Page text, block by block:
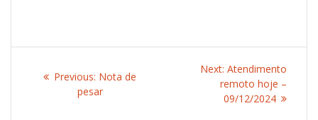
navigation
Previous: Previous
post:
Nota de
pesar
Next: Next
post:
Atendimento
remoto hoje –
09/12/2024